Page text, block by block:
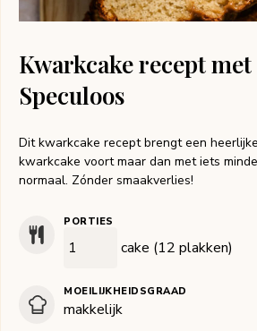
Kwarkcake recept met
Speculoos
Dit kwarkcake recept brengt een
kwarkcake voort maar dan met iets
normaal. Zónder smaakverlies!
PORTIES
cake (12 plakken)
MOEILIJKHEIDSGRAAD
makkelijk